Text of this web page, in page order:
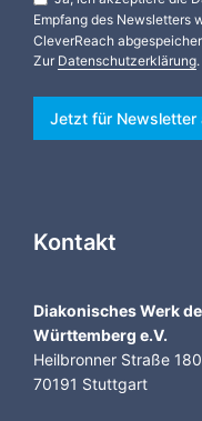
Empfang des Newsletters
CleverReach
Zur Datenschutzerklärung.
Jetzt für Newsletter
Kontakt
Diakonisches Werk
Württemberg e.V.
Heilbronner Straße 180
70191 Stuttgart